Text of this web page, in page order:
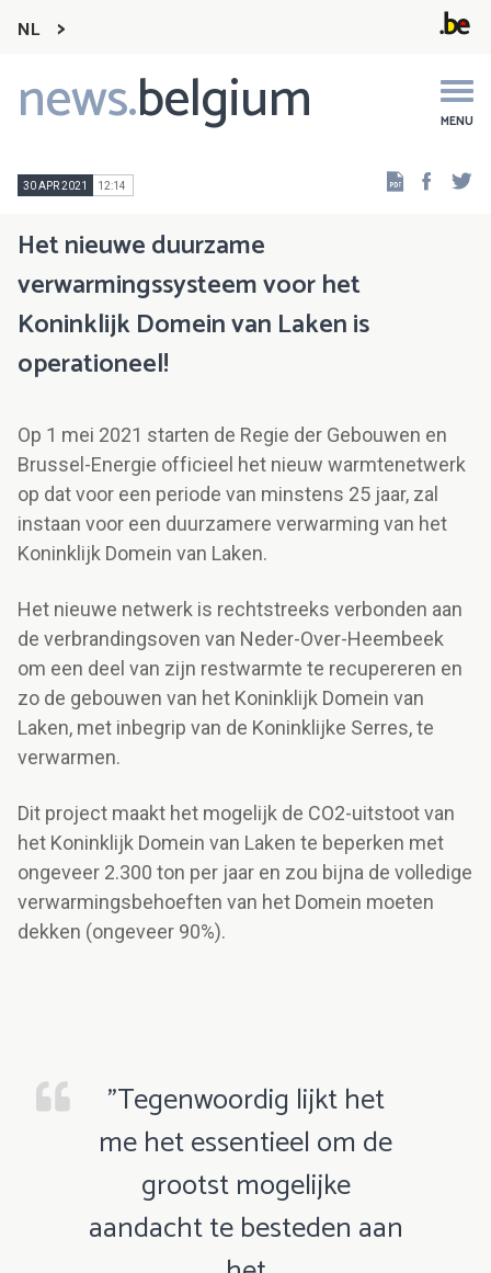
NL
news.belgium MENU
Main
navigation
30 APR 2021 12:14
Het nieuwe duurzame
verwarmingssysteem voor het
Koninklijk Domein van Laken is
operationeel!
Op 1 mei 2021 starten de Regie der Gebouwen en
Brussel-Energie officieel het nieuw warmtenetwerk
op dat voor een periode van minstens 25 jaar, zal
instaan voor een duurzamere verwarming van het
Koninklijk Domein van Laken.
Het nieuwe netwerk is rechtstreeks verbonden aan
de verbrandingsoven van Neder-Over-Heembeek
om een deel van zijn restwarmte te recupereren en
zo de gebouwen van het Koninklijk Domein van
Laken, met inbegrip van de Koninklijke Serres, te
verwarmen.
Dit project maakt het mogelijk de CO2-uitstoot van
het Koninklijk Domein van Laken te beperken met
ongeveer 2.300 ton per jaar en zou bijna de volledige
verwarmingsbehoeften van het Domein moeten
dekken (ongeveer 90%).
"Tegenwoordig lijkt het
me het essentieel om de
grootst mogelijke
aandacht te besteden aan